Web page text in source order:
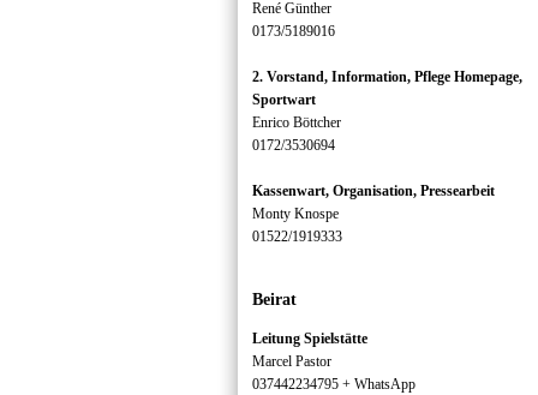
René Günther
0173/5189016
2. Vorstand, Information, Pflege Homepage,
Sportwart
Enrico Böttcher
0172/3530694
Kassenwart, Organisation, Pressearbeit
Monty Knospe
01522/1919333
Beirat
Leitung Spielstätte
Marcel Pastor
037442234795 + WhatsApp